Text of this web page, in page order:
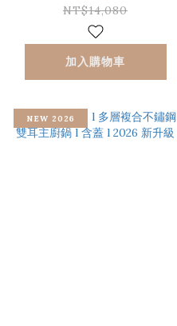
NT$14,080
加入購物車
NEW 2026